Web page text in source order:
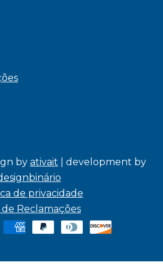
by ativait | development by
de privacidade
de Reclamações